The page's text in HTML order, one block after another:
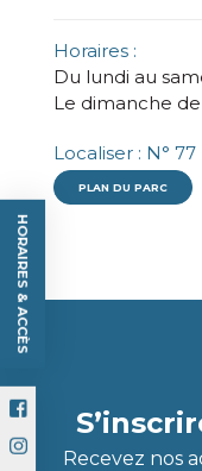
Horaires :
Du lundi au
Le dimanche de
Localiser : N° 77
PLAN DU PARC
HORAIRES & ACCÈS
Recevez nos